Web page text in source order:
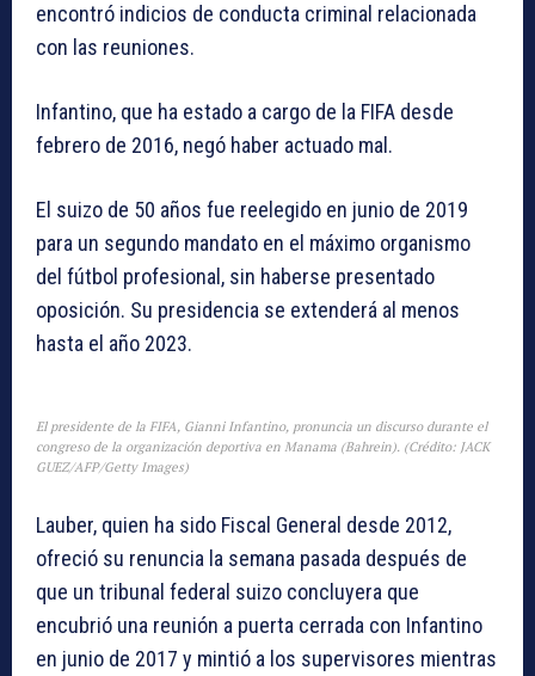
encontró indicios de conducta criminal relacionada
con las reuniones.
Infantino, que ha estado a cargo de la FIFA desde
febrero de 2016, negó haber actuado mal.
El suizo de 50 años fue reelegido en junio de 2019
para un segundo mandato en el máximo organismo
del fútbol profesional, sin haberse presentado
oposición. Su presidencia se extenderá al menos
hasta el año 2023.
El presidente de la FIFA, Gianni Infantino, pronuncia un discurso durante el
congreso de la organización deportiva en Manama (Bahrein). (Crédito: JACK
GUEZ/AFP/Getty Images)
Lauber, quien ha sido Fiscal General desde 2012,
ofreció su renuncia la semana pasada después de
que un tribunal federal suizo concluyera que
encubrió una reunión a puerta cerrada con Infantino
en junio de 2017 y mintió a los supervisores mientras